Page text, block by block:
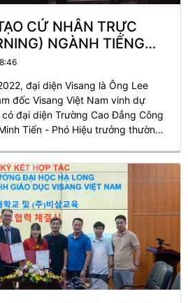
CỬ NHÂN TRỰC
NGÀNH TIẾNG
đại diện Visang là Ông Lee
đốc Visang Việt Nam vinh dự
đại diện Trường Cao Đẳng Công
Tiến - Phó Hiệu trưởng thường